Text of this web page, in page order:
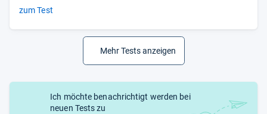
zum Test
Mehr Tests anzeigen
Ich möchte benachrichtigt werden bei
neuen Tests zu